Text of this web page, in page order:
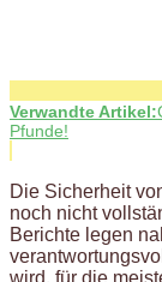
Verwandte Artikel:
Pfunde!
Die Sicherheit
noch nicht
Berichte legen
wird, für die